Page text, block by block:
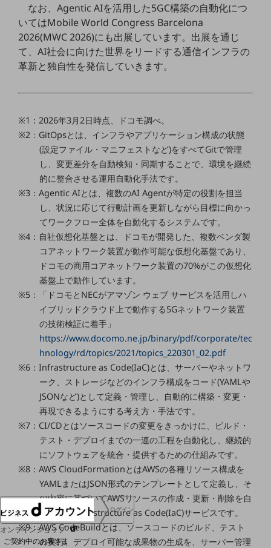
重要なお知らせ
お知らせ
社外からの評価実績
サステナビリティ
サステナビリティ基本方針
サステナビリティレポート
ダイバーシティ
経営情報
経営情報TOP
基礎的電気通信役務損益明細表
採用情報TOP
障がい者採用
人材育成制度
広告・協賛
NTTドコモグループ
ログイン
オンラインショップ
ご契約中のお客さま
なお、Agentic AIを活用した5GC構築の自動化につ
いてはMobile World Congress Barcelona
2026(MWC 2026)にも出展しています。出展を通じ
て、AI社会に向けた世界をリードする通信インフラの
革新と独自性を発信していきます。
※1：2026年3月2日時点、ドコモ調べ。
※2：GitOpsとは、インフラやアプリケーション構成の状態
(設定ファイル・マニフェストなど)をすべてGitで管理
し、変更差分を自動検知・同期することで、環境を継続
的に整合させる運用自動化手法です。
※3：Agentic AIとは、複数のAI Agentが特定の役割を担当
し、状況に応じて行動計画を更新しながら目標に向かっ
てワークフロー全体を自動化するシステムです。
※4：自社仮想化基盤とは、ドコモが開発した、複数ベンダ製
コアネットワーク装置が動作可能な仮想化基盤であり、
ドコモの商用コアネットワーク装置の70%がこの仮想化
基盤上で動作しています。
※5：「ドコモとNECがアマゾン ウェブ サービスを活用しハ
イブリッドクラウド上で動作する5Gネットワーク装置
の技術検証に着手」
https://www.docomo.ne.jp/binary/pdf/corporate/tec
hnology/rd/topics/2021/topics_220301_02.pdf
※6：Infrastructure as Code(IaC)とは、サーバーやネットワ
ーク、ストレージなどのインフラ構成をコード(YAMLや
JSONなど)として定義・管理し、自動的に構築・変更・
再現できるようにする考え方・手法です。
※7：CI/CDとはソースコードの変更をきっかけに、ビルド・
テスト・デプロイまでの一連の工程を自動化し、継続的
にソフトウェアを統合・提供するための仕組みです。
※8：AWS CloudFormationとはAWSの各種リソース構成を
YAMLまたはJSON形式のテンプレートとして定義し、そ
の内容に基づいてAWSリソースの作成・更新・削除を自
動で行うInfrastructure as Code(IaC)サービスです。
※9：AWS CodeBuildとは、ソースコードのビルド、テスト
の実行、デプロイ可能な成果物の生成を、サーバー管理